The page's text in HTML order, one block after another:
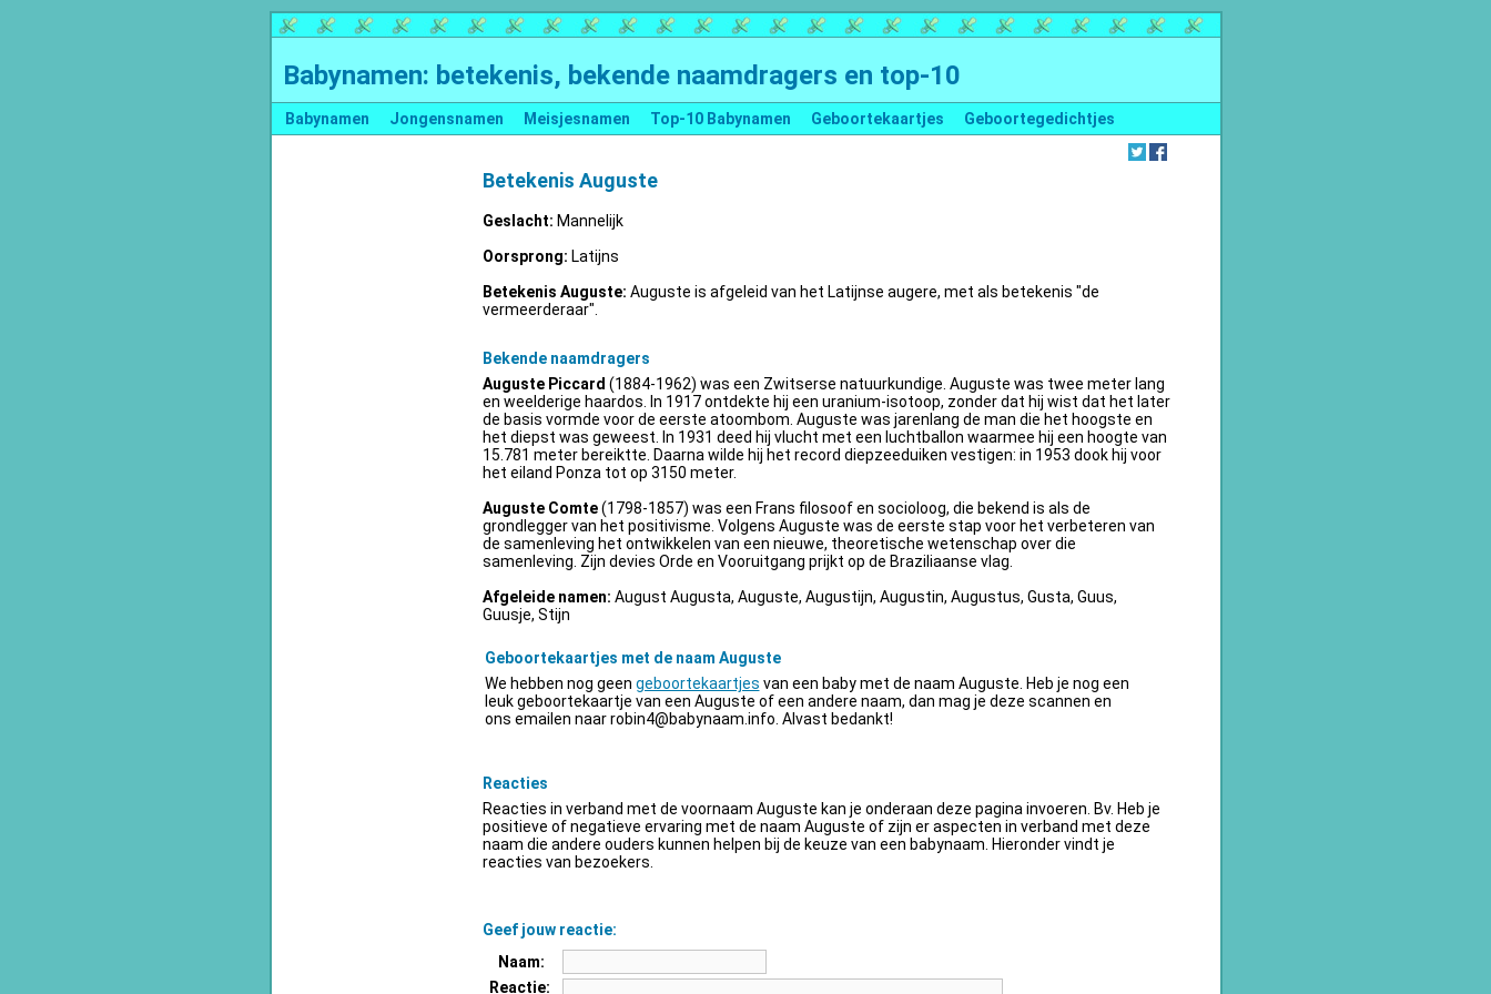
Babynamen: betekenis, bekende naamdragers en top-10
Babynamen Jongensnamen Meisjesnamen Top-10 Babynamen Geboortekaartjes Geboortegedichtjes
Betekenis Auguste
Geslacht: Mannelijk
Oorsprong: Latijns
Betekenis Auguste: Auguste is afgeleid van het Latijnse augere, met als betekenis "de
vermeerderaar".
Bekende naamdragers
Auguste Piccard (1884-1962) was een Zwitserse natuurkundige. Auguste was twee meter lang
en weelderige haardos. In 1917 ontdekte hij een uranium-isotoop, zonder dat hij wist dat het later
de basis vormde voor de eerste atoombom. Auguste was jarenlang de man die het hoogste en
het diepst was geweest. In 1931 deed hij vlucht met een luchtballon waarmee hij een hoogte van
15.781 meter bereiktte. Daarna wilde hij het record diepzeeduiken vestigen: in 1953 dook hij voor
het eiland Ponza tot op 3150 meter.
Auguste Comte(1798-1857) was een Frans filosoof en socioloog, die bekend is als de
grondlegger van het positivisme. Volgens Auguste was de eerste stap voor het verbeteren van
de samenleving het ontwikkelen van een nieuwe, theoretische wetenschap over die
samenleving. Zijn devies Orde en Vooruitgang prijkt op de Braziliaanse vlag.
Afgeleide namen: August Augusta, Auguste, Augustijn, Augustin, Augustus, Gusta, Guus,
Guusje, Stijn
Geboortekaartjes met de naam Auguste
We hebben nog geen geboortekaartjes van een baby met de naam Auguste. Heb je nog een
leuk geboortekaartje van een Auguste of een andere naam, dan mag je deze scannen en
ons emailen naarrobin4@babynaam.info . Alvast bedankt!
Reacties
Reacties in verband met de voornaam Auguste kan je onderaan deze pagina invoeren. Bv. Heb je
positieve of negatieve ervaring met de naam Auguste of zijn er aspecten in verband met deze
naam die andere ouders kunnen helpen bij de keuze van een babynaam. Hieronder vindt je
reacties van bezoekers.
Geef jouw reactie:
Naam:
Reactie: